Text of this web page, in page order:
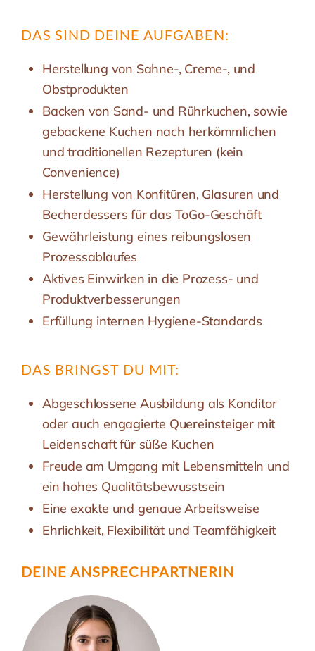
DAS SIND DEINE AUFGABEN:
Herstellung von Sahne-, Creme-, und
Obstprodukten
Backen von Sand- und Rührkuchen, sowie
gebackene Kuchen nach herkömmlichen
und traditionellen Rezepturen (kein
Convenience)
Herstellung von Konfitüren, Glasuren und
Becherdessers für das ToGo-Geschäft
Gewährleistung eines reibungslosen
Prozessablaufes
Aktives Einwirken in die Prozess- und
Produktverbesserungen
Erfüllung internen Hygiene-Standards
DAS BRINGST DU MIT:
Abgeschlossene Ausbildung als Konditor
oder auch engagierte Quereinsteiger mit
Leidenschaft für süße Kuchen
Freude am Umgang mit Lebensmitteln und
ein hohes Qualitätsbewusstsein
Eine exakte und genaue Arbeitsweise
Ehrlichkeit, Flexibilität und Teamfähigkeit
DEINE ANSPRECH­PARTNERIN